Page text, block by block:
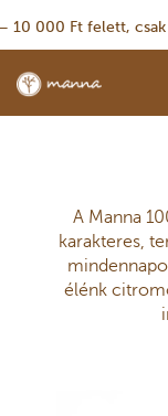
10 000 Ft felett, csak
A Manna
karakteres,
élénk